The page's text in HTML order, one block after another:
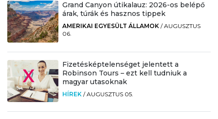
Grand Canyon útikalauz: 2026-os belépő
árak, túrák és hasznos tippek
AMERIKAI EGYESÜLT ÁLLAMOK /AUGUSZTUS
06.
Fizetésképtelenséget jelentett a
Robinson Tours – ezt kell tudniuk a
magyar utasoknak
HÍREK /AUGUSZTUS 05.